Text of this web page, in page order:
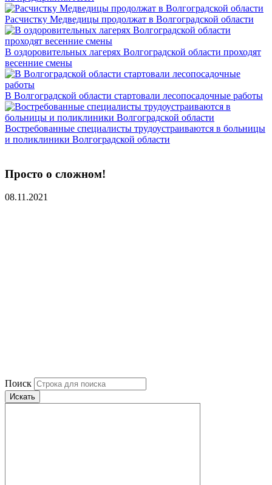
Расчистку Медведицы продолжат в Волгоградской области
В оздоровительных лагерях Волгоградской области проходят
весенние смены
В Волгоградской области стартовали лесопосадочные работы
Востребованные специалисты трудоустраиваются в больницы
и поликлиники Волгоградской области
Просто о сложном!
08.11.2021
Поиск
Искать